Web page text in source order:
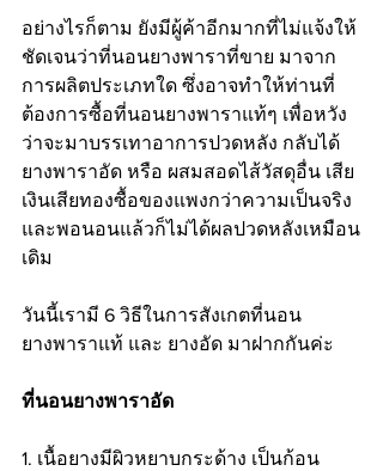
อย่างไรก็ตาม ยังมีผู้ค้าอีกมากที่ไม่แจ้งให้
ชัดเจนว่าที่นอนยางพาราที่ขาย มาจาก
การผลิตประเภทใด ซึ่งอาจทำให้ท่านที่
ต้องการซื้อที่นอนยางพาราแท้ๆ เพื่อหวัง
ว่าจะมาบรรเทาอาการปวดหลัง กลับได้
ยางพาราอัด หรือ ผสมสอดไส้วัสดุอื่น เสีย
เงินเสียทองซื้อของแพงกว่าความเป็นจริง
และพอนอนแล้วก็ไม่ได้ผลปวดหลังเหมือน
เดิม
วันนี้เรามี 6 วิธีในการสังเกตที่นอน
ยางพาราแท้ และ ยางอัด มาฝากกันค่ะ
ที่นอนยางพาราอัด
1. เนื้อยางมีผิวหยาบกระด้าง เป็นก้อน